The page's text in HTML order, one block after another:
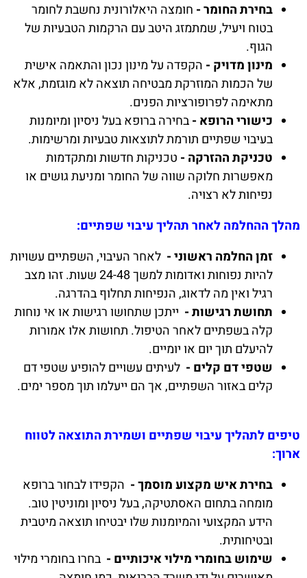
בחירת החומר - חומצה היאלורונית נחשבת לחומר
בטוח ויעיל, שמתמזג היטב עם הרקמות הטבעיות של
הגוף.
מינון מדויק - הקפדה על מינון נכון והתאמה אישית
של הכמות המוזרקת מבטיחה תוצאה לא מוגזמת, אלא
מתאימה לפרופורציות הפנים.
כישורי הרופא -בחירה ברופא בעל ניסיון ומיומנות
בעיבוי שפתיים תורמת לתוצאות טבעיות ומרשימות.
טכניקת ההזרקה - טכניקות חדשות ומתקדמות
מאפשרות חלוקה שווה של החומר ומניעת גושים או
נפיחות לא רצויה.
מהלך ההחלמה לאחר תהליך עיבוי שפתיים:
זמן החלמה ראשוני - לאחר העיבוי, השפתיים עשויות
להיות נפוחות ואדומות למשך 24-48 שעות. זהו מצב
רגיל ואין מה לדאוג, הנפיחות תחלוף בהדרגה.
תחושת רגישות - ייתכן שתחושו רגישות או אי נוחות
קלה בשפתיים לאחר הטיפול. תחושות אלו אמורות
להיעלם תוך יום או יומיים.
שטפי דם קלים - לעיתים עשויים להופיע שטפי דם
קלים באזור השפתיים, אך הם ייעלמו תוך מספר ימים.
טיפים לתהליך עיבוי שפתיים ושמירת התוצאה לטווח
ארוך:
בחירת איש מקצוע מוסמך - הקפידו לבחור ברופא
מומחה בתחום האסתטיקה, בעל ניסיון ומוניטין טוב.
הידע המקצועי והמיומנות שלו יבטיחו תוצאה מיטבית
ובטיחותית.
שימוש בחומרי מילוי איכותיים - בחרו בחומרי מילוי